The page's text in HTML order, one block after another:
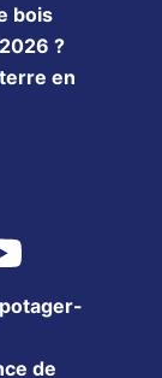
bois
?
en
de